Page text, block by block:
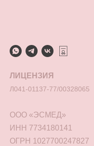
ЛИЦЕНЗИЯ
Л041-01137-77/00328065
ООО «ЭСМЕД»
ИНН 7734180141
ОГРН 1027700247827